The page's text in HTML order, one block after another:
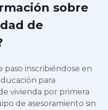
sobre
de
paso inscribiéndose en
para
vivienda por primera
de asesoramiento sin